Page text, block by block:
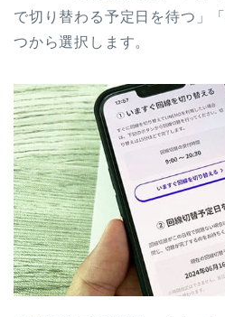
で切り替わる予定日を待つ」
つから選択します。